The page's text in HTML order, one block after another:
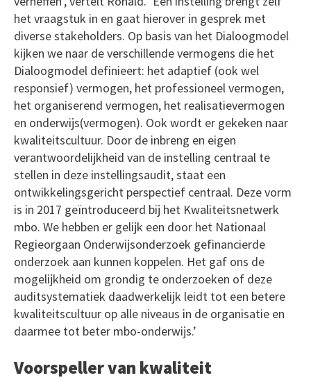
het vraagstuk in en gaat hierover in gesprek met
diverse stakeholders. Op basis van het Dialoogmodel
kijken we naar de verschillende vermogens die het
Dialoogmodel definieert: het adaptief (ook wel
responsief) vermogen, het professioneel vermogen,
het organiserend vermogen, het realisatievermogen
en onderwijs(vermogen). Ook wordt er gekeken naar
kwaliteitscultuur. Door de inbreng en eigen
verantwoordelijkheid van de instelling centraal te
stellen in deze instellingsaudit, staat een
ontwikkelingsgericht perspectief centraal. Deze vorm
is in 2017 geïntroduceerd bij het Kwaliteitsnetwerk
mbo. We hebben er gelijk een door het Nationaal
Regieorgaan Onderwijsonderzoek gefinancierde
onderzoek aan kunnen koppelen. Het gaf ons de
mogelijkheid om grondig te onderzoeken of deze
auditsystematiek daadwerkelijk leidt tot een betere
kwaliteitscultuur op alle niveaus in de organisatie en
daarmee tot beter mbo-onderwijs.’
Voorspeller van kwaliteit